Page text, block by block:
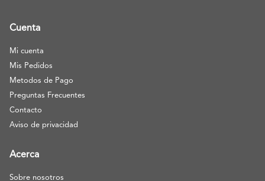
Cuenta
Mi cuenta
Mis Pedidos
Metodos de Pago
Preguntas Frecuentes
Contacto
Aviso de privacidad
Acerca
Sobre nosotros